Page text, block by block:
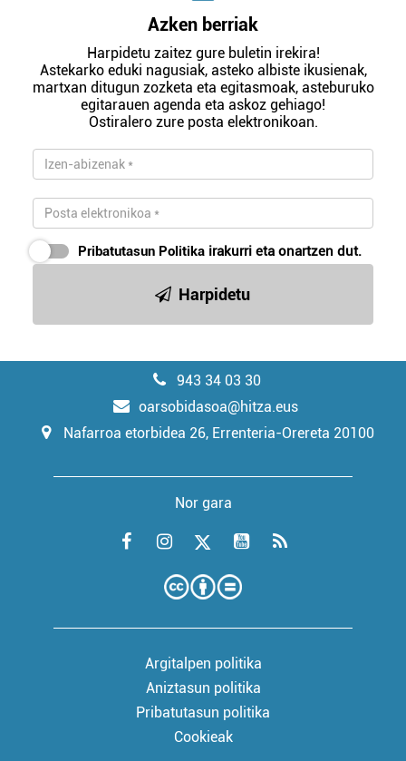
Azken berriak
Harpidetu zaitez gure buletin irekira!
Astekarko eduki nagusiak, asteko albiste ikusienak,
martxan ditugun zozketa eta egitasmoak, asteburuko
egitarauen agenda eta askoz gehiago!
Ostiralero zure posta elektronikoan.
Pribatutasun Politika irakurri eta onartzen dut.
Harpidetu
943 34 03 30
oarsobidasoa@hitza.eus
Nafarroa etorbidea 26, Errenteria-Orereta 20100
Nor gara
Argitalpen politika
Aniztasun politika
Pribatutasun politika
Cookieak